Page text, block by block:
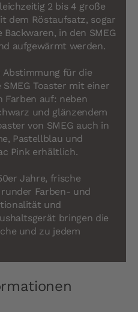
2 bis 4 große
dem Röstaufsatz, sogar
in den SMEG
aufgewärmt werden.
für die
Toaster mit einer
Farben auf: neben
und glänzendem
von SMEG auch in
Pastellblau und
Pink erhältlich.
Jahre, frische
Farben- und
und
bringen die
und zu jedem